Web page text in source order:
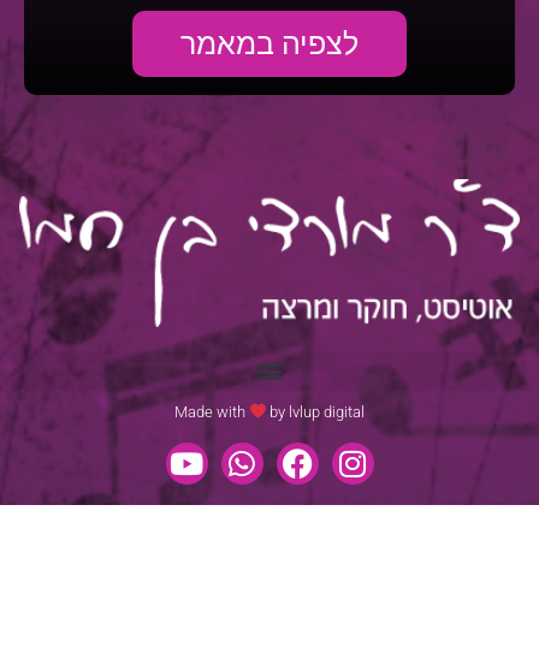
לצפיה במאמר
Made with by lvlup digital​